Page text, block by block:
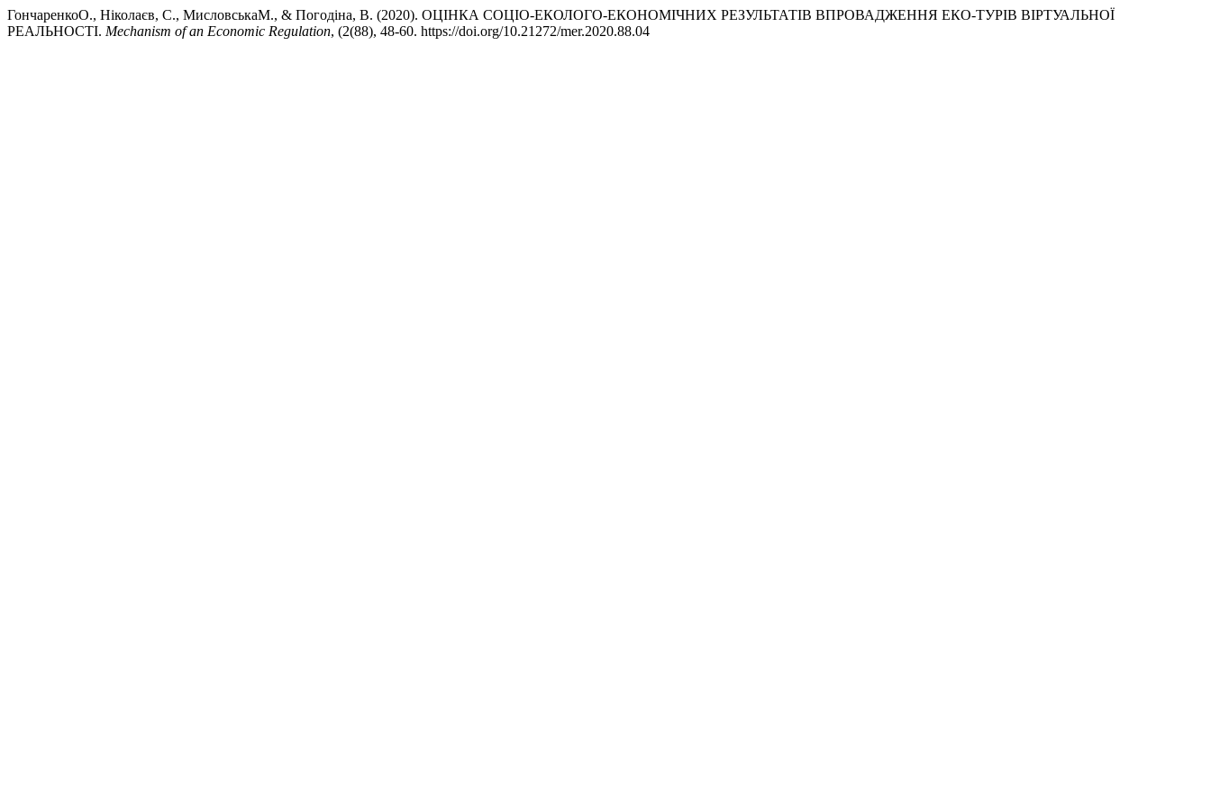
ГончаренкоO., Ніколаєв, С., MисловськаМ., & Погодіна, В. (2020). ОЦІНКА СОЦІО-ЕКОЛОГО-ЕКОНОМІЧНИХ РЕЗУЛЬТАТІВ ВПРОВАДЖЕННЯ ЕКО-ТУРІВ ВІРТУАЛЬНОЇ
РЕАЛЬНОСТІ. Mechanism of an Economic Regulation, (2(88), 48-60. https://doi.org/10.21272/mer.2020.88.04